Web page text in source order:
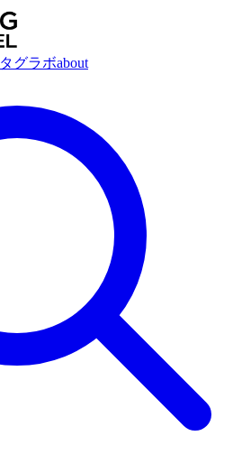
タグラボabout